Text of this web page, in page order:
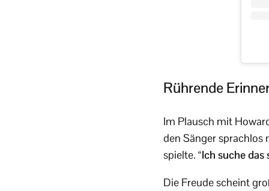
Rührende
Im Plausch mit
den Sänger sprachlos
spielte. “Ich suche
Die Freude scheint